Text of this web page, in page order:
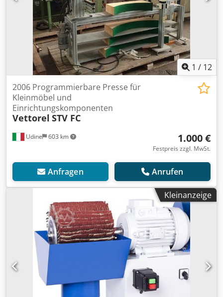
1 / 12
Udine 603 km
2006 Programmierbare Presse für
Kleinmöbel und
Einrichtungskomponenten
Vettorel STV FC
1.000 €
Festpreis zzgl. MwSt.
Anfragen Anrufen
Kleinanzeige